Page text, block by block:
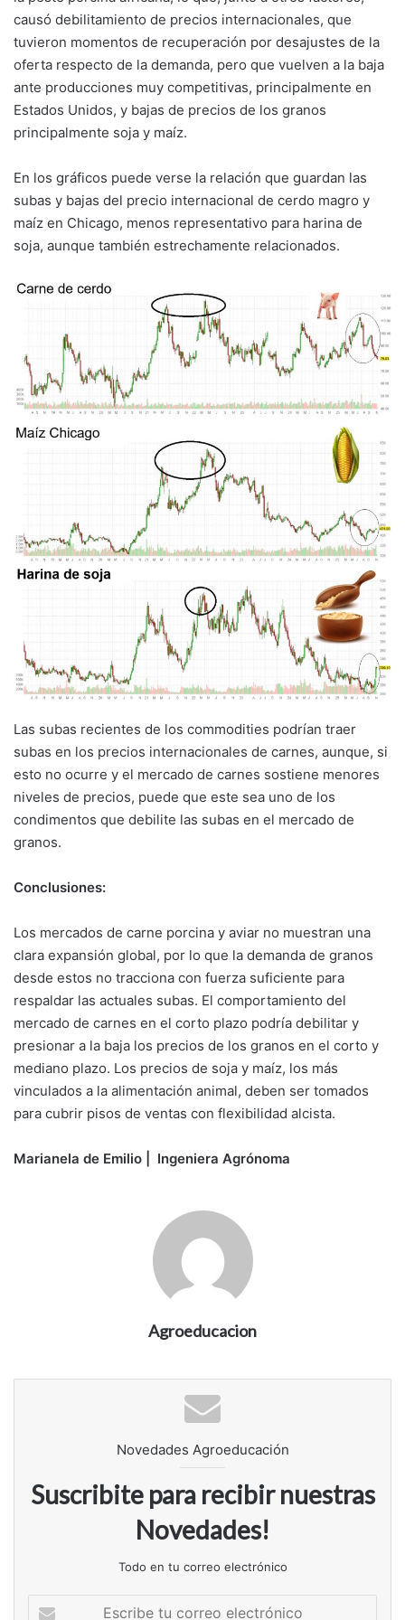
causó debilitamiento de precios internacionales, que
tuvieron momentos de recuperación por desajustes de la
oferta respecto de la demanda, pero que vuelven a la baja
ante producciones muy competitivas, principalmente en
Estados Unidos, y bajas de precios de los granos
principalmente soja y maíz.
En los gráficos puede verse la relación que guardan las
subas y bajas del precio internacional de cerdo magro y
maíz en Chicago, menos representativo para harina de
soja, aunque también estrechamente relacionados.
Las subas recientes de los commodities podrían traer
subas en los precios internacionales de carnes, aunque, si
esto no ocurre y el mercado de carnes sostiene menores
niveles de precios, puede que este sea uno de los
condimentos que debilite las subas en el mercado de
granos.
Conclusiones:
Los mercados de carne porcina y aviar no muestran una
clara expansión global, por lo que la demanda de granos
desde estos no tracciona con fuerza suficiente para
respaldar las actuales subas. El comportamiento del
mercado de carnes en el corto plazo podría debilitar y
presionar a la baja los precios de los granos en el corto y
mediano plazo. Los precios de soja y maíz, los más
vinculados a la alimentación animal, deben ser tomados
para cubrir pisos de ventas con flexibilidad alcista.
Marianela de Emilio | Ingeniera Agrónoma
Agroeducacion
Novedades Agroeducación
Suscribite para recibir nuestras
Novedades!
Todo en tu correo electrónico